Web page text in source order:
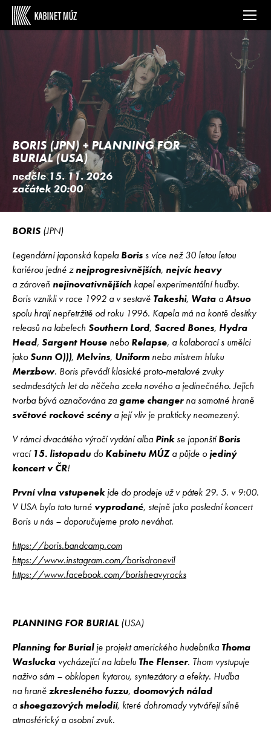
BORIS (JPN) + PLANNING FOR
BURIAL (USA)
neděle 15. 11. 2026
začátek 20:00
BORIS (JPN)
Legendární japonská kapelaBoris s více než 30 letou letou
kariérou jedné znejprogresivnějších, nejvíc heavy
a zároveň nejinovativnějších kapel experimentální hudby.
Boris vznikli v roce 1992 a v sestavě Takeshi, Wata aAtsuo
spolu hrají nepřetržitě od roku 1996. Kapela má na kontě desítky
releasů na labelech Southern Lord, Sacred Bones, Hydra
Head, Sargent House neboRelapse, a kolaborací s umělci
jakoSunn O))), Melvins, Uniform nebo mistrem hluku
Merzbow. Boris převádí klasické proto-metalové zvuky
sedmdesátých let do něčeho zcela nového a jedinečného. Jejich
tvorba bývá označována zagame changerna samotné hraně
světové rockové scénya její vliv je prakticky neomezený.
V rámci dvacátého výročí vydání albaPinkse japonštíBoris
vrací 15. listopadu doKabinetu MÚZa půjde ojediný
koncert v ČR!
První vlna vstupenekjde do prodeje už v pátek 29. 5. v 9:00.
V USA bylo toto turné vyprodané, stejně jako poslední koncert
Boris u nás – doporučujeme proto neváhat.
https://boris.bandcamp.com
https://www.instagram.com/borisdronevil
https://www.facebook.com/borisheavyrocks
PLANNING FOR BURIAL(USA)
Planning for Burialje projekt amerického hudebníkaThoma
Waslucka vycházející na labeluThe Flenser. Thom vystupuje
naživo sám – obklopen kytarou, syntezátory a efekty. Hudba
na hranězkresleného fuzzu, doomových nálad
ashoegazových melodií, které dohromady vytvářejí silně
atmosférický a osobní zvuk.